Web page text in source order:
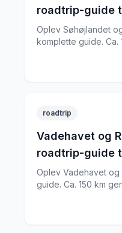
roadtrip-guide
Oplev Søhøjlandet
komplette guide. Ca.
Hjejlen dampskib
roadtrip
Vadehavet og
roadtrip-guide
Oplev Vadehavet
guide. Ca. 150 km
middelalderby,